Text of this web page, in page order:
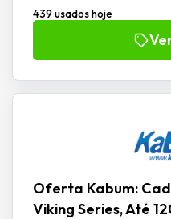
439 usados hoje
Oferta Kabum:
Viking Series, Até